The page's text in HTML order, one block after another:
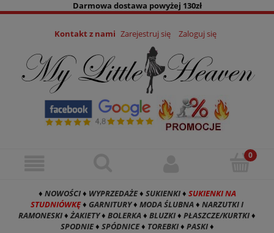
Darmowa dostawa powyżej 130zł
Kontakt z nami Zarejestruj się Zaloguj się
♦ NOWOŚCI♦ WYPRZEDAŻE♦ SUKIENKI♦ SUKIENKI NA
STUDNIÓWKĘ♦ GARNITURY♦ MODA ŚLUBNA♦ NARZUTKI I
RAMONESKI♦ŻAKIETY♦ BOLERKA♦ BLUZKI♦ PŁASZCZE/KURTKI♦
SPODNIE♦ SPÓDNICE♦ TOREBKI♦ PASKI♦